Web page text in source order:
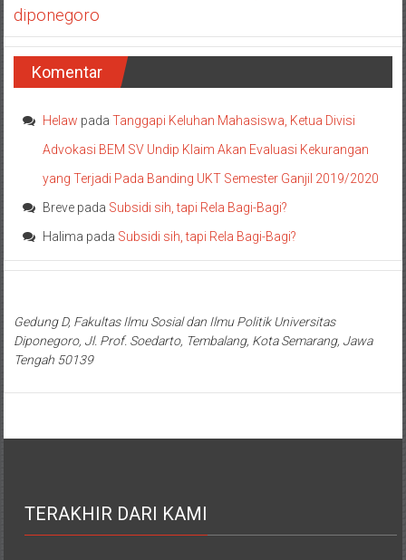
diponegoro
Komentar
Helaw padaTanggapi Keluhan Mahasiswa, Ketua Divisi
Advokasi BEM SV Undip Klaim Akan Evaluasi Kekurangan
yang Terjadi Pada Banding UKT Semester Ganjil 2019/2020
Breve pada Subsidi sih, tapi Rela Bagi-Bagi?
Halima pada Subsidi sih, tapi Rela Bagi-Bagi?
Gedung D, Fakultas Ilmu Sosial dan Ilmu Politik Universitas
Diponegoro, Jl. Prof. Soedarto, Tembalang, Kota Semarang, Jawa
Tengah 50139
TERAKHIR DARI KAMI